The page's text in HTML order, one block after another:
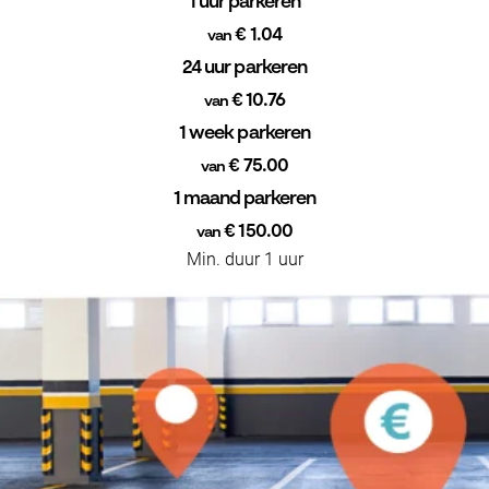
van € 1.04
24 uur parkeren
van€ 10.76
1 week parkeren
van € 75.00
1 maand parkeren
van € 150.00
Min. duur 1 uur